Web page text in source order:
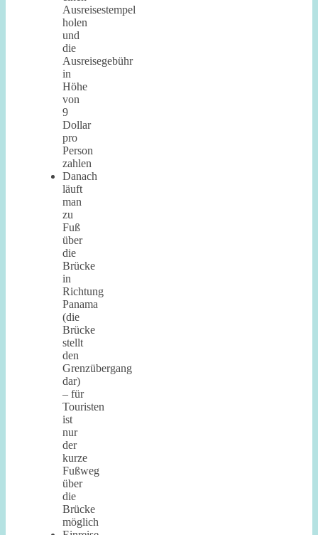
Ausreisestempel
holen
und
die
Ausreisegebühr
in
Höhe
von
9
Dollar
pro
Person
zahlen
Danach
läuft
man
zu
Fuß
über
die
Brücke
in
Richtung
Panama
(die
Brücke
stellt
den
Grenzübergang
dar)
– für
Touristen
ist
nur
der
kurze
Fußweg
über
die
Brücke
möglich